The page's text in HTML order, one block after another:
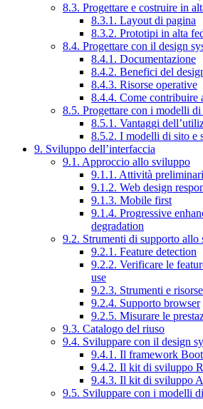
8.3. Progettare e costruire in
8.3.1. Layout di pagina
8.3.2. Prototipi in alta
8.4. Progettare con il design
8.4.1. Documentazione
8.4.2. Benefici del
8.4.3. Risorse operative
8.4.4. Come contribuire
8.5. Progettare con i modelli
8.5.1. Vantaggi
8.5.2. I modelli di sito e
9. Sviluppo dell’interfaccia
9.1. Approccio allo sviluppo
9.1.1. Attività preliminari
9.1.2. Web design
9.1.3. Mobile first
9.1.4. Progressive
degradation
9.2. Strumenti di supporto
9.2.1. Feature detection
9.2.2. Verificare le
use
9.2.3. Strumenti e
9.2.4. Supporto browser
9.2.5. Misurare le
9.3. Catalogo del riuso
9.4. Sviluppare con il design
9.4.1. Il framework
9.4.2. Il kit di sviluppo
9.4.3. Il kit di sviluppo
9.5. Sviluppare con i modelli